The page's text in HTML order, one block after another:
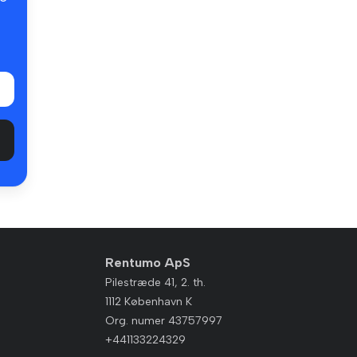
Rentumo ApS
Pilestræde 41, 2. th.
1112 København K
Org. numer 43757997
+441133224329